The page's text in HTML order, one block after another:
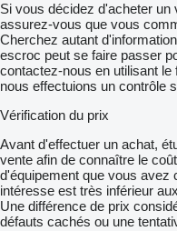
Si vous décidez d'acheter un
assurez-vous que vous
Cherchez autant
escroc peut se faire passer
contactez-nous en utilisant
nous effectuions un contrôle
Vérification du prix
Avant d'effectuer un achat,
vente afin de connaître le
d'équipement que vous avez
intéresse est très inférieur
Une différence de prix
défauts cachés ou une